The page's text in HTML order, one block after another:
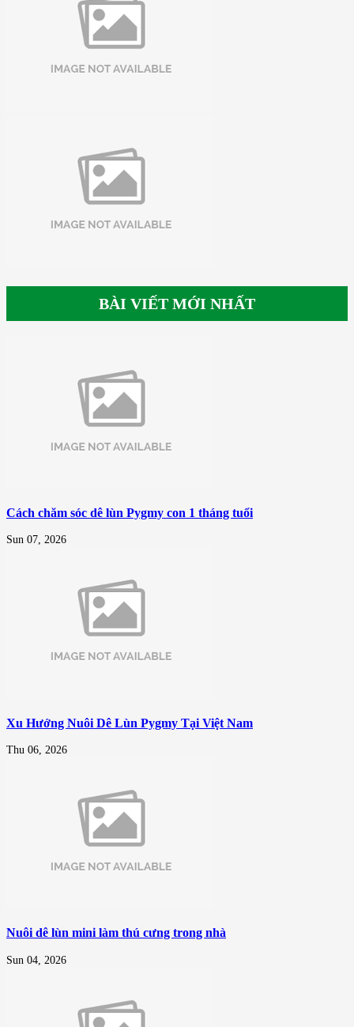
BÀI VIẾT MỚI NHẤT
Cách chăm sóc dê lùn Pygmy con 1 tháng tuổi
Sun 07, 2026
Xu Hướng Nuôi Dê Lùn Pygmy Tại Việt Nam
Thu 06, 2026
Nuôi dê lùn mini làm thú cưng trong nhà
Sun 04, 2026